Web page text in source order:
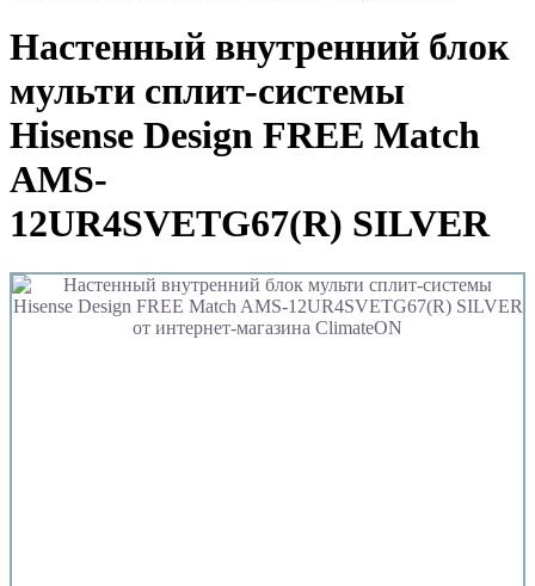
Настенный внутренний блок
мульти сплит-системы
Hisense Design FREE Match
AMS-
12UR4SVETG67(R) SILVER